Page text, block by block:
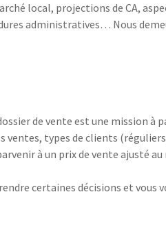
local, projections de CA,
administratives… Nous
de vente est une mission
ventes, types de clients
à un prix de vente ajusté
certaines décisions et vous